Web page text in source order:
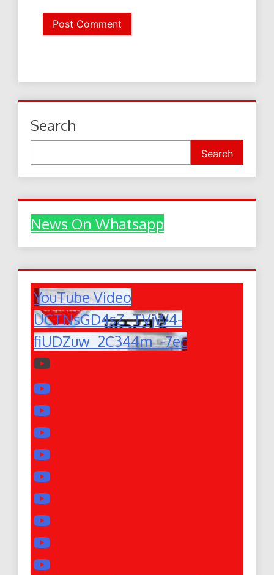
Search
Search
News On Whatsapp
YouTube Video
UCTNsGD4sZ_TVjW4-
fiUDZuw_2C344m_-7ec